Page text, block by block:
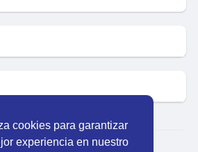
cookies para garantizar
experiencia en nuestro
2026 Perú Activo